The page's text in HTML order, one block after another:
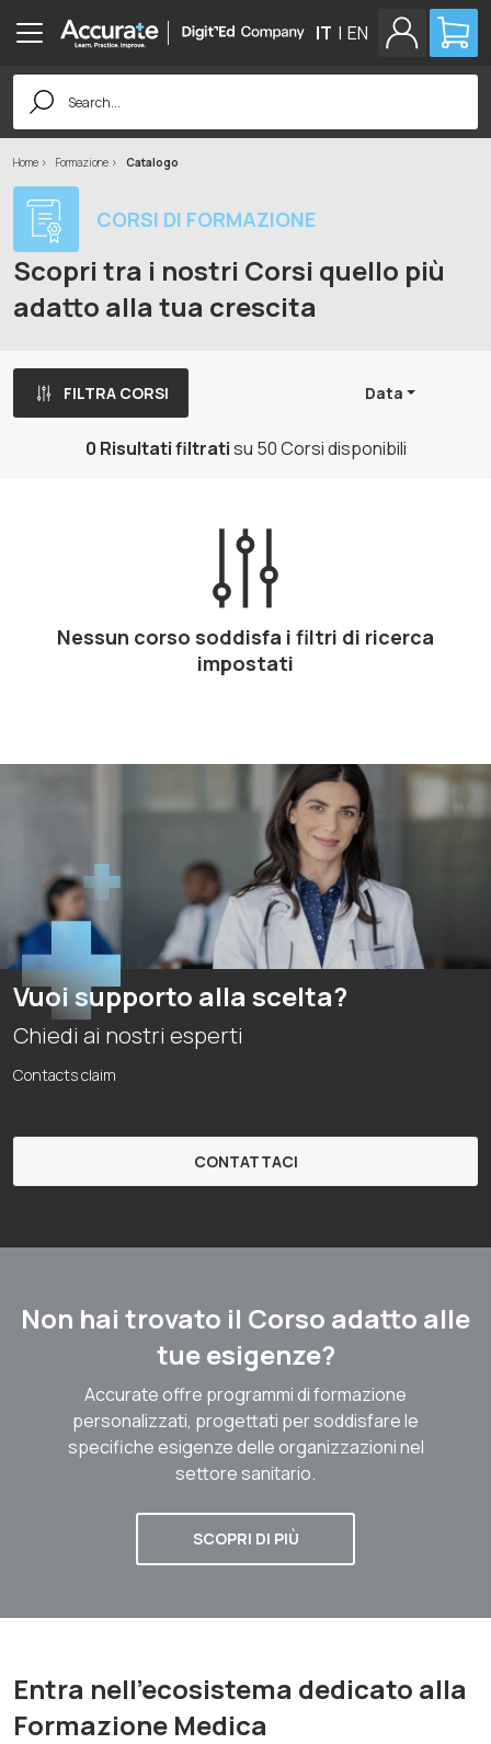
IT | EN
Search
for:
Home Formazione Catalogo
CORSI DI FORMAZIONE
Scopri tra i nostri Corsi quello più
adatto alla tua crescita
FILTRA CORSI Data
0 Risultati filtratisu 50 Corsi disponibili
Nessun corso soddisfa i filtri di ricerca
impostati
Vuoi supporto alla scelta?
Chiedi ai nostri esperti
Contacts claim
CONTATTACI
Non hai trovato il Corso adatto alle
tue esigenze?
Accurate offre programmi di formazione
personalizzati, progettati per soddisfare le
specifiche esigenze delle organizzazioni nel
settore sanitario.
SCOPRI DI PIÙ
Entra nell'ecosistema dedicato alla
Formazione Medica